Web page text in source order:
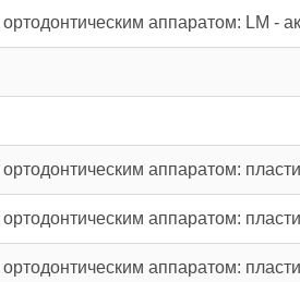
аппаратом: LM -
аппаратом:
аппаратом:
аппаратом: